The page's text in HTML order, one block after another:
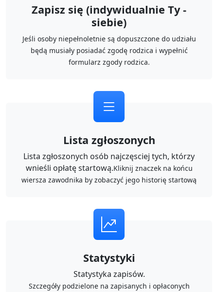
Zapisz się (indywidualnie Ty -
siebie)
Jeśli osoby niepełnoletnie są dopuszczone do udziału
będą musiały posiadać zgodę rodzica i wypełnić
formularz zgody rodzica.
Lista zgłoszonych
Lista zgłoszonych osób najczęsciej tych, którzy
wnieśli opłatę startową.Kliknij znaczek na końcu
wiersza zawodnika by zobaczyć jego historię startową
Statystyki
Statystyka zapisów.
Szczegóły podzielone na zapisanych i opłaconych